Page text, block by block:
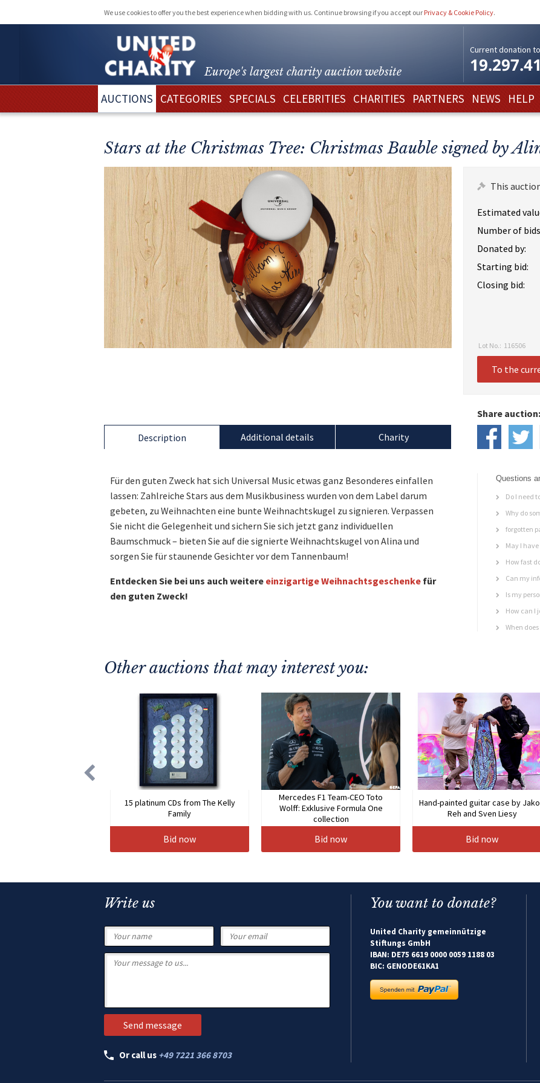
We use cookies to offer you the best experience when bidding with us. Continue browsing if you accept our Privacy & Cookie Policy.
Europe's largest charity auction website
Current donation
AUCTIONS CATEGORIES SPECIALS CELEBRITIES CHARITIES PARTNERS NEWS HELP
Stars at the Christmas Tree: Christmas Bauble signed by
This
Estimated
Number of
Donated by:
Starting bid:
Closing bid:
Lot No.: 116506
To the
Description
Für den guten Zweck hat sich Universal Music etwas ganz Besonderes einfallen
lassen: Zahlreiche Stars aus dem Musikbusiness wurden von dem Label darum
gebeten, zu Weihnachten eine bunte Weihnachtskugel zu signieren. Verpassen
Sie nicht die Gelegenheit und sichern Sie sich jetzt ganz individuellen
Baumschmuck – bieten Sie auf die signierte Weihnachtskugel von Alina und
sorgen Sie für staunende Gesichter vor dem Tannenbaum!
Entdecken Sie bei uns auch weitere einzigartige Weihnachtsgeschenke für
den guten Zweck!
Additional details Charity
Share auction:
Questions
Do I need
Why do
forgotten
May I
How fast
Can my
Is my
How can I
When
Other auctions that may interest you:
15 platinum CDs from The Kelly
Family
Bid now
Mercedes F1 Team-CEO Toto
Wolff: Exklusive Formula One
collection
Bid now
Hand-painted guitar case by
Reh and Sven Liesy
Bid now
Write us
Or call us +49 7221 366 8703
You want to donate?
United Charity gemeinnützige
Stiftungs GmbH
IBAN: DE75 6619 0000 0059 1188 03
BIC: GENODE61KA1